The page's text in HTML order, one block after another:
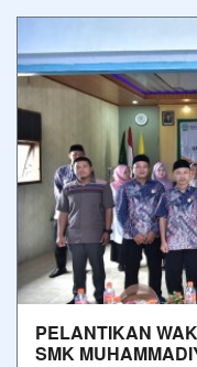
PELANTIKAN
SMK